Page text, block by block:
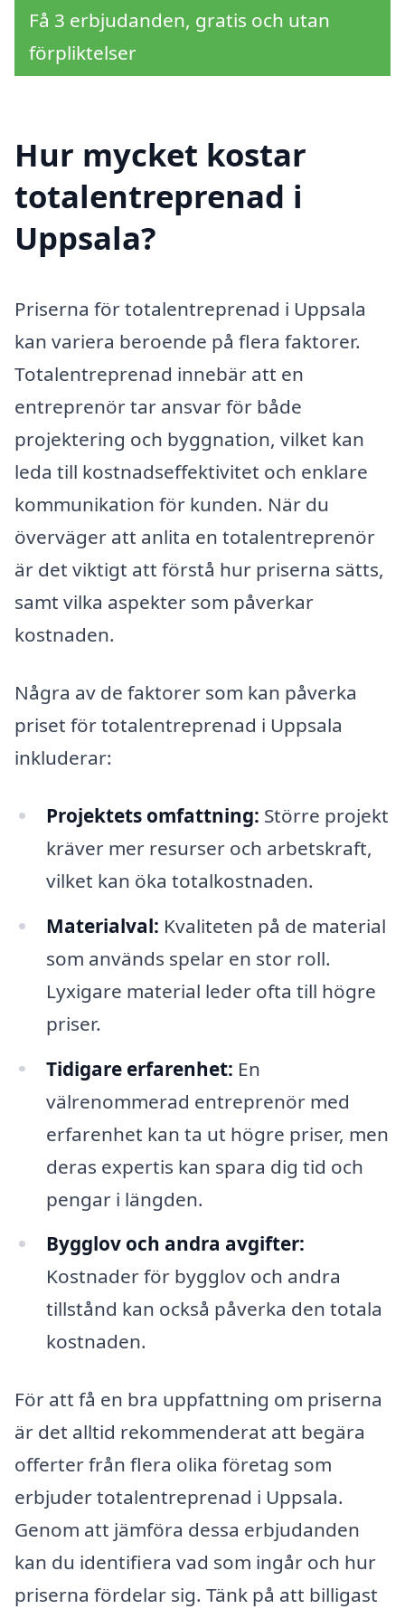
Få 3 erbjudanden, gratis och utan
förpliktelser
Hur mycket kostar
totalentreprenad i
Uppsala?
Priserna för totalentreprenad i Uppsala
kan variera beroende på flera faktorer.
Totalentreprenad innebär att en
entreprenör tar ansvar för både
projektering och byggnation, vilket kan
leda till kostnadseffektivitet och enklare
kommunikation för kunden. När du
överväger att anlita en totalentreprenör
är det viktigt att förstå hur priserna sätts,
samt vilka aspekter som påverkar
kostnaden.
Några av de faktorer som kan påverka
priset för totalentreprenad i Uppsala
inkluderar:
Projektets omfattning: Större projekt
kräver mer resurser och arbetskraft,
vilket kan öka totalkostnaden.
Materialval: Kvaliteten på de material
som används spelar en stor roll.
Lyxigare material leder ofta till högre
priser.
Tidigare erfarenhet: En
välrenommerad entreprenör med
erfarenhet kan ta ut högre priser, men
deras expertis kan spara dig tid och
pengar i längden.
Bygglov och andra avgifter:
Kostnader för bygglov och andra
tillstånd kan också påverka den totala
kostnaden.
För att få en bra uppfattning om priserna
är det alltid rekommenderat att begära
offerter från flera olika företag som
erbjuder totalentreprenad i Uppsala.
Genom att jämföra dessa erbjudanden
kan du identifiera vad som ingår och hur
priserna fördelar sig. Tänk på att billigast